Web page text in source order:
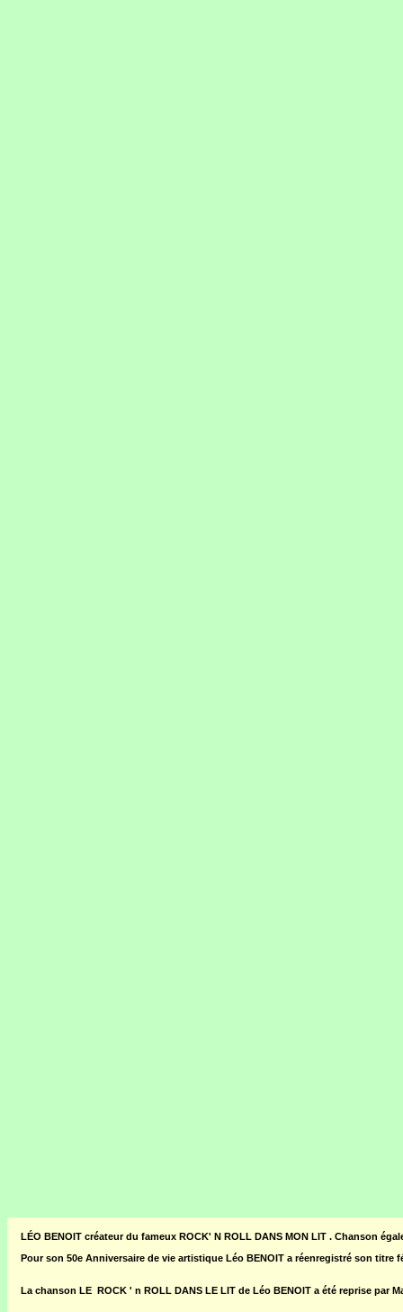
LÉO BENOIT créateur du fameux ROCK' N ROLL DANS MON LIT . Chanson
Pour son 50e Anniversaire de vie artistique Léo BENOIT a réenregistré son titre
La chanson LE ROCK ' n ROLL DANS LE LIT de Léo BENOIT a été reprise par